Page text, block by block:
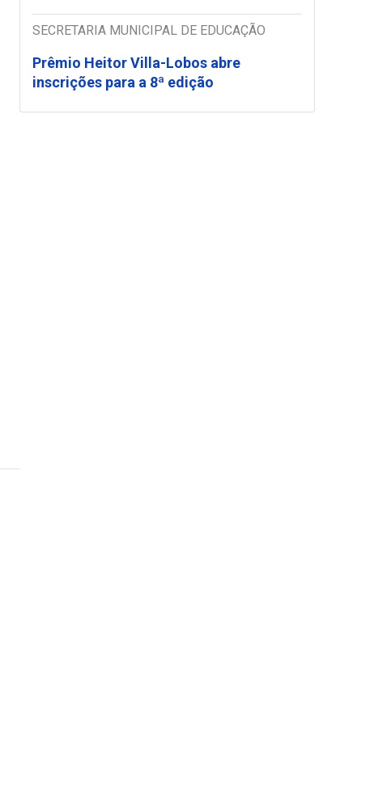
SECRETARIA MUNICIPAL DE EDUCAÇÃO
Prêmio Heitor Villa-Lobos abre
inscrições para a 8ª edição